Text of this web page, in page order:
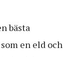
bästa
en eld och